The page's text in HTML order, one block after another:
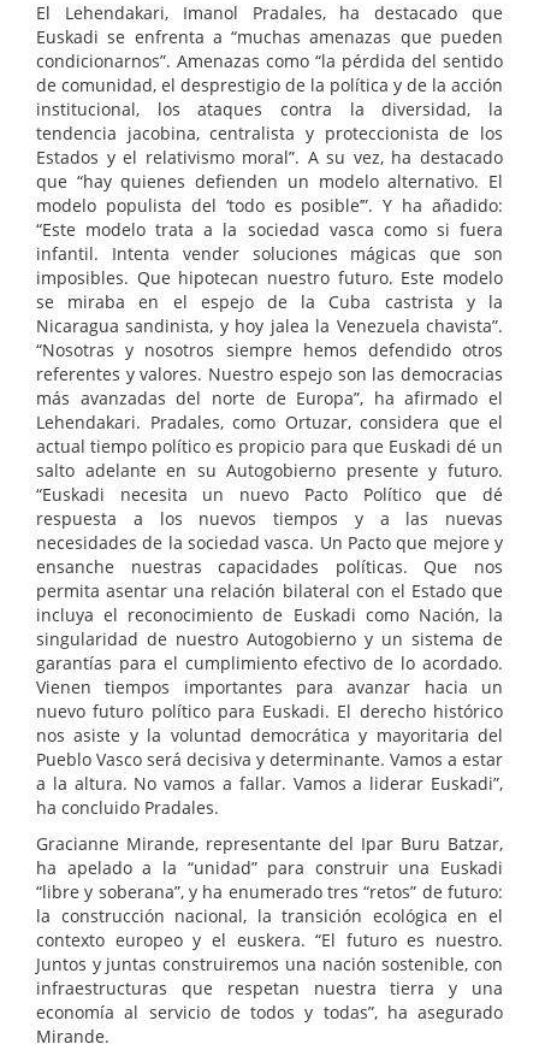
El Lehendakari, Imanol Pradales, ha destacado que
Euskadi se enfrenta a “muchas amenazas que pueden
condicionarnos”. Amenazas como “la pérdida del sentido
de comunidad, el desprestigio de la política y de la acción
institucional, los ataques contra la diversidad, la
tendencia jacobina, centralista y proteccionista de los
Estados y el relativismo moral”. A su vez, ha destacado
que “hay quienes defienden un modelo alternativo. El
modelo populista del ‘todo es posible’”. Y ha añadido:
“Este modelo trata a la sociedad vasca como si fuera
infantil. Intenta vender soluciones mágicas que son
imposibles. Que hipotecan nuestro futuro. Este modelo
se miraba en el espejo de la Cuba castrista y la
Nicaragua sandinista, y hoy jalea la Venezuela chavista”.
“Nosotras y nosotros siempre hemos defendido otros
referentes y valores. Nuestro espejo son las democracias
más avanzadas del norte de Europa”, ha afirmado el
Lehendakari. Pradales, como Ortuzar, considera que el
actual tiempo político es propicio para que Euskadi dé un
salto adelante en su Autogobierno presente y futuro.
“Euskadi necesita un nuevo Pacto Político que dé
respuesta a los nuevos tiempos y a las nuevas
necesidades de la sociedad vasca. Un Pacto que mejore y
ensanche nuestras capacidades políticas. Que nos
permita asentar una relación bilateral con el Estado que
incluya el reconocimiento de Euskadi como Nación, la
singularidad de nuestro Autogobierno y un sistema de
garantías para el cumplimiento efectivo de lo acordado.
Vienen tiempos importantes para avanzar hacia un
nuevo futuro político para Euskadi. El derecho histórico
nos asiste y la voluntad democrática y mayoritaria del
Pueblo Vasco será decisiva y determinante. Vamos a estar
a la altura. No vamos a fallar. Vamos a liderar Euskadi”,
ha concluido Pradales.
Gracianne Mirande, representante del Ipar Buru Batzar,
ha apelado a la “unidad” para construir una Euskadi
“libre y soberana”, y ha enumerado tres “retos” de futuro:
la construcción nacional, la transición ecológica en el
contexto europeo y el euskera. “El futuro es nuestro.
Juntos y juntas construiremos una nación sostenible, con
infraestructuras que respetan nuestra tierra y una
economía al servicio de todos y todas”, ha asegurado
Mirande.